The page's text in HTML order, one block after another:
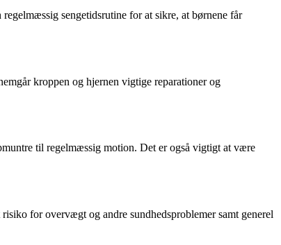
sengetidsrutine for at sikre, at børnene får
kroppen og hjernen vigtige reparationer og
til regelmæssig motion. Det er også vigtigt at være
for overvægt og andre sundhedsproblemer samt generel